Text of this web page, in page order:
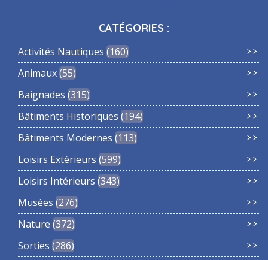
CATÉGORIES :
Activités Nautiques 160
Animaux 55
Baignades 315
Bâtiments Historiques 194
Bâtiments Modernes 113
Loisirs Extérieurs 599
Loisirs Intérieurs 343
Musées 276
Nature 372
Sorties 286